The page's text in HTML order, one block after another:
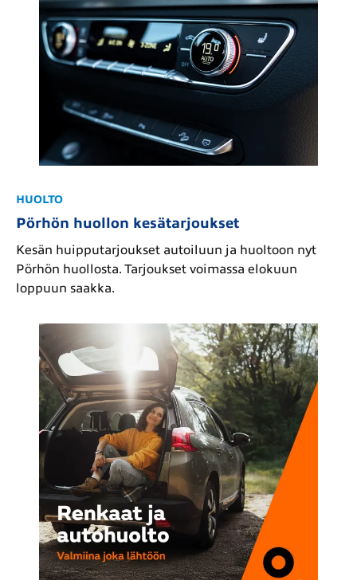
HUOLTO
Pörhön huollon kesätarjoukset
Kesän huipputarjoukset autoiluun ja huoltoon nyt
Pörhön huollosta. Tarjoukset voimassa elokuun
loppuun saakka.